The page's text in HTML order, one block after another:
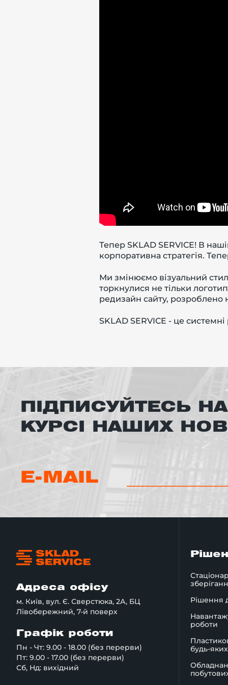
Тепер SKLAD SERVICE! В
корпоративна стратегія.
Ми змінюємо візуальний
торкнулися не тільки
редизайн сайту, розроблено
SKLAD SERVICE - це
ПІДПИСУЙТЕСЬ
КУРСІ НАШИХ
E-MAIL
Адреса офісу
м. Київ, вул. Є. Сверстюка, 2А, БЦ
Лівобережний, 7-й поверх
Графік роботи
Пн - Чт: 9.00 - 18.00 (без перерви)
Пт: 9.00 - 17.00 (без перерви)
Сб, Нд: вихідний
Рішення
роботи
будь-